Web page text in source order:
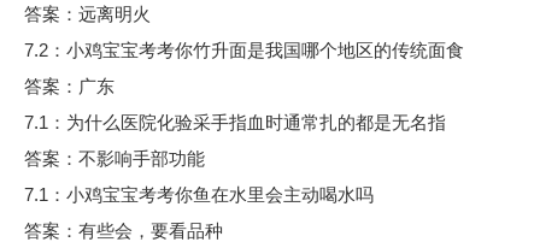
答案：远离明火
7.2：小鸡宝宝考考你竹升面是我国哪个地区的传统面食
答案：广东
7.1：为什么医院化验采手指血时通常扎的都是无名指
答案：不影响手部功能
7.1：小鸡宝宝考考你鱼在水里会主动喝水吗
答案：有些会，要看品种